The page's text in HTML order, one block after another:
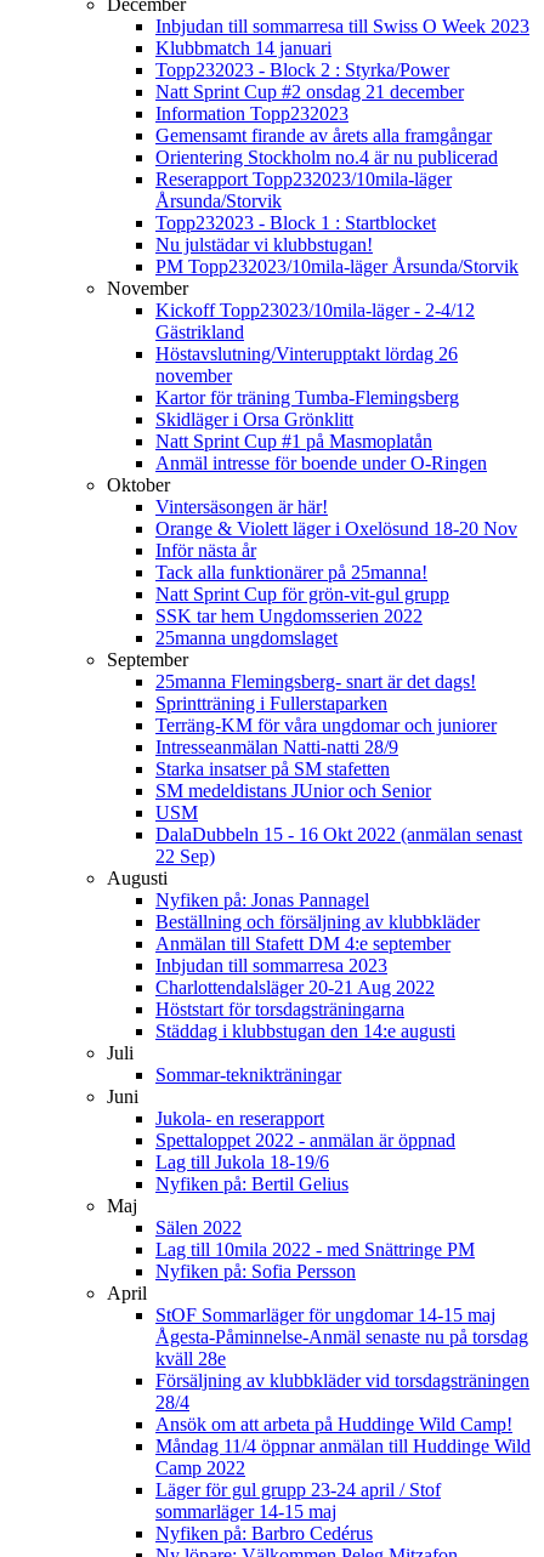
Inbjudan till sommarresa till Swiss O Week 2023
Klubbmatch 14 januari
Topp232023 - Block 2 : Styrka/Power
Natt Sprint Cup #2 onsdag 21 december
Information Topp232023
Gemensamt firande av årets alla framgångar
Orientering Stockholm no.4 är nu publicerad
Reserapport Topp232023/10mila-läger
Årsunda/Storvik
Topp232023 - Block 1 : Startblocket
Nu julstädar vi klubbstugan!
PM Topp232023/10mila-läger Årsunda/Storvik
November
Kickoff Topp23023/10mila-läger - 2-4/12
Gästrikland
Höstavslutning/Vinterupptakt lördag 26
november
Kartor för träning Tumba-Flemingsberg
Skidläger i Orsa Grönklitt
Natt Sprint Cup #1 på Masmoplatån
Anmäl intresse för boende under O-Ringen
Oktober
Vintersäsongen är här!
Orange & Violett läger i Oxelösund 18-20 Nov
Inför nästa år
Tack alla funktionärer på 25manna!
Natt Sprint Cup för grön-vit-gul grupp
SSK tar hem Ungdomsserien 2022
25manna ungdomslaget
September
25manna Flemingsberg- snart är det dags!
Sprintträning i Fullerstaparken
Terräng-KM för våra ungdomar och juniorer
Intresseanmälan Natti-natti 28/9
Starka insatser på SM stafetten
SM medeldistans JUnior och Senior
USM
DalaDubbeln 15 - 16 Okt 2022 (anmälan senast
22 Sep)
Augusti
Nyfiken på: Jonas Pannagel
Beställning och försäljning av klubbkläder
Anmälan till Stafett DM 4:e september
Inbjudan till sommarresa 2023
Charlottendalsläger 20-21 Aug 2022
Höststart för torsdagsträningarna
Städdag i klubbstugan den 14:e augusti
Juli
Sommar-teknikträningar
Juni
Jukola- en reserapport
Spettaloppet 2022 - anmälan är öppnad
Lag till Jukola 18-19/6
Nyfiken på: Bertil Gelius
Maj
Sälen 2022
Lag till 10mila 2022 - med Snättringe PM
Nyfiken på: Sofia Persson
April
StOF Sommarläger för ungdomar 14-15 maj
Ågesta-Påminnelse-Anmäl senaste nu på torsdag
kväll 28e
Försäljning av klubbkläder vid torsdagsträningen
28/4
Ansök om att arbeta på Huddinge Wild Camp!
Måndag 11/4 öppnar anmälan till Huddinge Wild
Camp 2022
Läger för gul grupp 23-24 april / Stof
sommarläger 14-15 maj
Nyfiken på: Barbro Cedérus